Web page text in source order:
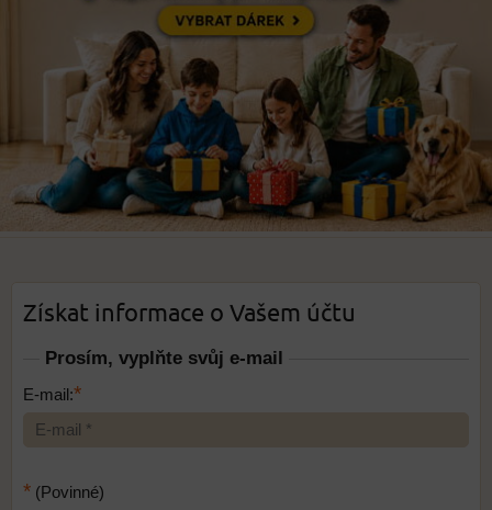
Získat informace o Vašem účtu
Prosím, vyplňte svůj e-mail
E-mail:*
* (Povinné)